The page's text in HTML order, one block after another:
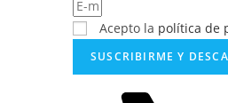
Acepto la política de
SUSCRIBIRME Y